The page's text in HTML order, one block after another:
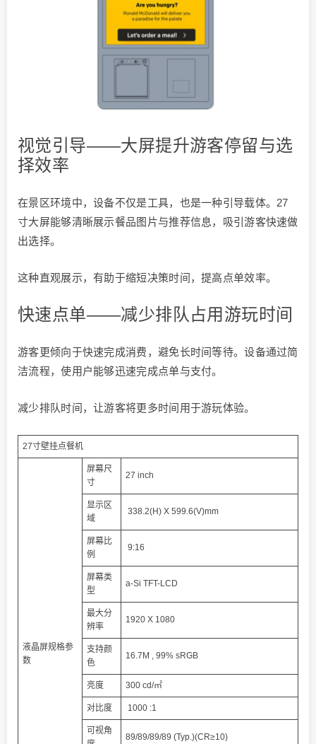
视觉引导——大屏提升游客停留与选
择效率
在景区环境中，设备不仅是工具，也是一种引导载体。27
寸大屏能够清晰展示餐品图片与推荐信息，吸引游客快速做
出选择。
这种直观展示，有助于缩短决策时间，提高点单效率。
快速点单——减少排队占用游玩时间
游客更倾向于快速完成消费，避免长时间等待。设备通过简
洁流程，使用户能够迅速完成点单与支付。
减少排队时间，让游客将更多时间用于游玩体验。
27寸壁挂点餐机
液晶屏规格参
数
屏幕尺
寸
27 inch
显示区
域
338.2(H) X 599.6(V)mm
屏幕比
例
9:16
屏幕类
型
a-Si TFT-LCD
最大分
辨率
1920 X 1080
支持颜
色
16.7M , 99% sRGB
亮度 300 cd/㎡
对比度 1000 :1
可视角
89/89/89/89 (Typ.)(CR≥10)